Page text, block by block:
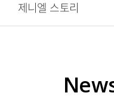
제니엘 스토리